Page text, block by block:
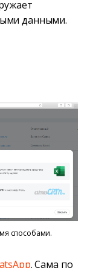
данными.
способами.
. Сама по